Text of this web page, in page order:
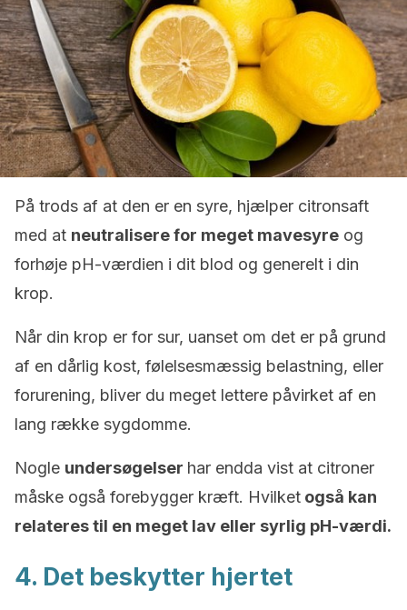
På trods af at den er en syre, hjælper citronsaft
med at neutralisere for meget mavesyre og
forhøje pH-værdien i dit blod og generelt i din
krop.
Når din krop er for sur, uanset om det er på grund
af en dårlig kost, følelsesmæssig belastning, eller
forurening, bliver du meget lettere påvirket af en
lang række sygdomme.
Nogle undersøgelser har endda vist at citroner
måske også forebygger kræft. Hvilket også kan
relateres til en meget lav eller syrlig pH-værdi.
4. Det beskytter hjertet